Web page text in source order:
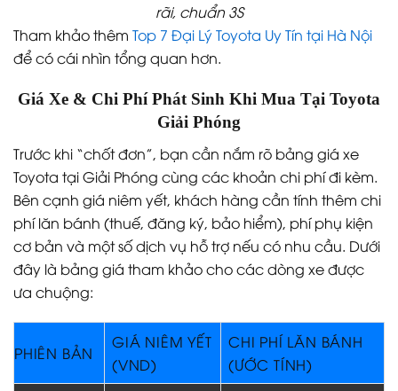
rãi, chuẩn 3S
Tham khảo thêm Top 7 Đại Lý Toyota Uy Tín tại Hà Nội
để có cái nhìn tổng quan hơn.
Giá Xe & Chi Phí Phát Sinh Khi Mua Tại Toyota
Giải Phóng
Trước khi “chốt đơn”, bạn cần nắm rõ bảng giá xe
Toyota tại Giải Phóng cùng các khoản chi phí đi kèm.
Bên cạnh giá niêm yết, khách hàng cần tính thêm chi
phí lăn bánh (thuế, đăng ký, bảo hiểm), phí phụ kiện
cơ bản và một số dịch vụ hỗ trợ nếu có nhu cầu. Dưới
đây là bảng giá tham khảo cho các dòng xe được
ưa chuộng:
PHIÊN BẢN
GIÁ NIÊM YẾT
(VND)
CHI PHÍ LĂN BÁNH
(ƯỚC TÍNH)